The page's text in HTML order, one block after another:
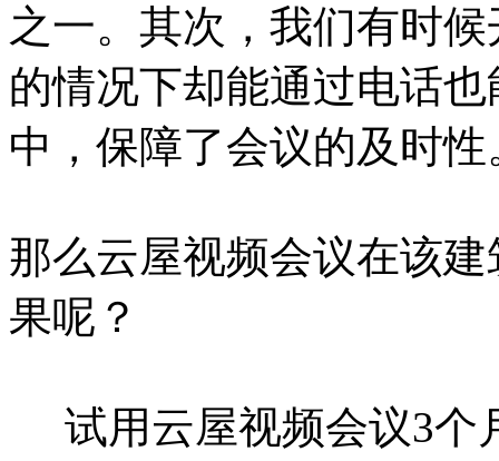
之一。其次，我们有时
的情况下却能通过电话
中，保障了会议的及时性
那么云屋视频会议在该
果呢？
试用云屋视频会议3个